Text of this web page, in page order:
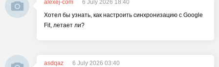
alexej-com
6 July 2026 18:40
Хотел бы узнать, как настроить синхронизацию с Google
Fit, летает ли?
asdqaz
6 July 2026 03:40